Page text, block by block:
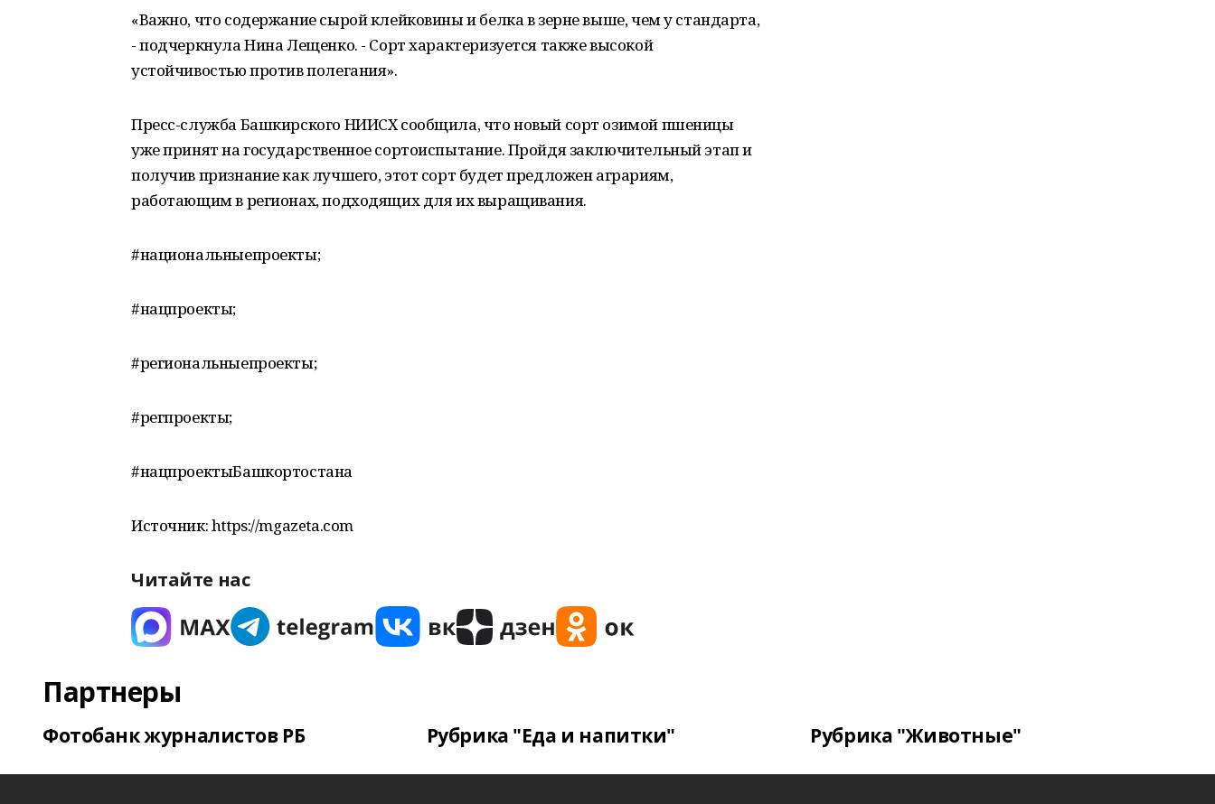
«Важно, что содержание сырой клейковины и белка в зерне выше, чем у стандарта,
- подчеркнула Нина Лещенко. - Сорт характеризуется также высокой
устойчивостью против полегания».
Пресс-служба Башкирского НИИСХ сообщила, что новый сорт озимой пшеницы
уже принят на государственное сортоиспытание. Пройдя заключительный этап и
получив признание как лучшего, этот сорт будет предложен аграриям,
работающим в регионах, подходящих для их выращивания.
#национальныепроекты;
#нацпроекты;
#региональныепроекты;
#регпроекты;
#нацпроектыБашкортостана
Источник: https://mgazeta.com
Читайте нас
Партнеры
Фотобанк журналистов РБ Рубрика "Еда и напитки" Рубрика "Животные"